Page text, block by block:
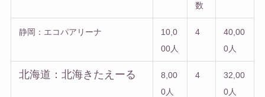
数
静岡：エコパアリーナ
10,0
00人
4
40,00
0人
北海道：北海きたえーる
8,00
0人
4
32,00
0人